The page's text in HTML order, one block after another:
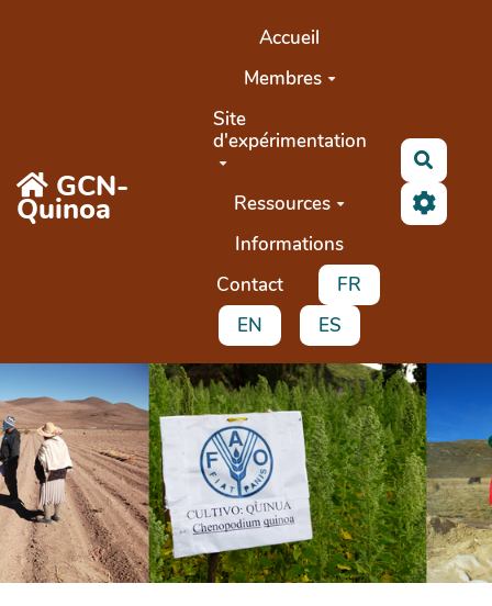
GCN-
Quinoa
Accueil
Membres
Site
d'expérimentation
Ressources
Informations
Contact
FR
EN
ES